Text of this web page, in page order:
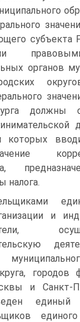
субъекта
органов
должны
которых
налога.
и
городов
и Санкт-
единый